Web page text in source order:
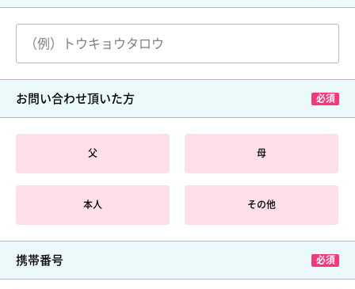
お問い合わせ頂いた方
父 母
本人 その他
携帯番号